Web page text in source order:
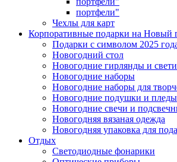
портфели"
Чехлы для карт
Корпоративные подарки на Новый
Подарки с символом 2025
Новогодний стол
Новогодние гирлянды и
Новогодние наборы
Новогодние наборы для
Новогодние подушки и пледы
Новогодние свечи и
Новогодняя вязаная одежда
Новогодняя упаковка для
Отдых
Светодиодные фонарики